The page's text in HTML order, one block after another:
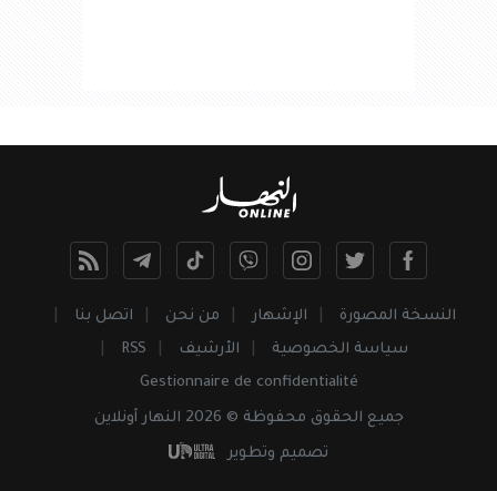
النسخة المصورة الإشهار من نحن
اتصل بنا
سياسة الخصوصية
الأرشيف
RSS
Gestionnaire de confidentialité
جميع الحقوق محفوظة © 2026 النهار أونلاين
تصميم وتطوير